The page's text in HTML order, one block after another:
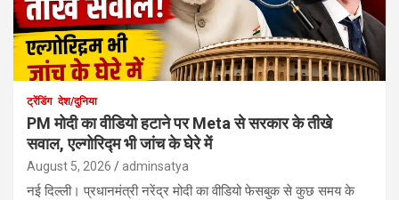
ट्रेंडिंग देश/दुनिया
PM मोदी का वीडियो हटाने पर Meta से सरकार के तीखे
सवाल, एल्गोरिद्म भी जांच के घेरे में
August 5, 2026 adminsatya
नई दिल्ली। प्रधानमंत्री नरेंद्र मोदी का वीडियो फेसबुक से कुछ समय के